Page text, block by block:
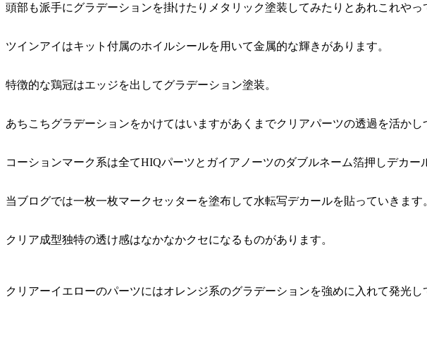
頭部も派手にグラデーションを掛けたりメタリック塗装してみたりとあれこれやっ
ツインアイはキット付属のホイルシールを用いて金属的な輝きがあります。
特徴的な鶏冠はエッジを出してグラデーション塗装。
あちこちグラデーションをかけてはいますがあくまでクリアパーツの透過を活かし
コーションマーク系は全てHIQパーツとガイアノーツのダブルネーム箔押しデカー
当ブログでは一枚一枚マークセッターを塗布して水転写デカールを貼っていきます
クリア成型独特の透け感はなかなかクセになるものがあります。
クリアーイエローのパーツにはオレンジ系のグラデーションを強めに入れて発光し